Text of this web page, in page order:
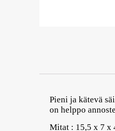
Pieni ja kätevä
on helppo
Mitat : 15,5 x 7 x